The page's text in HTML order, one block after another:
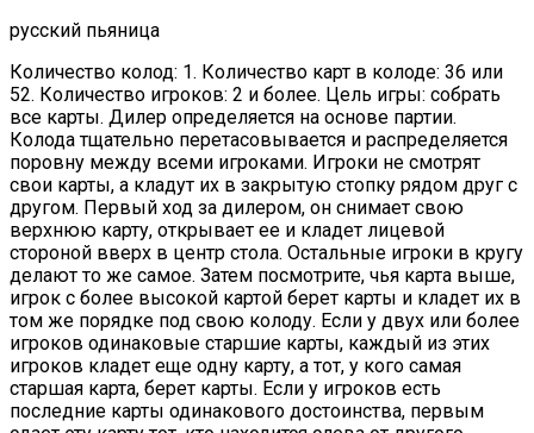
русский пьяница
Количество колод: 1. Количество карт в колоде: 36 или
52. Количество игроков: 2 и более. Цель игры: собрать
все карты. Дилер определяется на основе партии.
Колода тщательно перетасовывается и распределяется
поровну между всеми игроками. Игроки не смотрят
свои карты, а кладут их в закрытую стопку рядом друг с
другом. Первый ход за дилером, он снимает свою
верхнюю карту, открывает ее и кладет лицевой
стороной вверх в центр стола. Остальные игроки в кругу
делают то же самое. Затем посмотрите, чья карта выше,
игрок с более высокой картой берет карты и кладет их в
том же порядке под свою колоду. Если у двух или более
игроков одинаковые старшие карты, каждый из этих
игроков кладет еще одну карту, а тот, у кого самая
старшая карта, берет карты. Если у игроков есть
последние карты одинакового достоинства, первым